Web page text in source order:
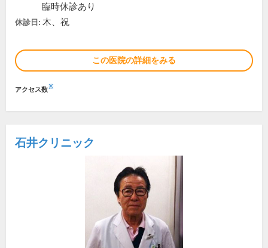
臨時休診あり
休診日: 木、祝
この医院の詳細をみる
アクセス数※
石井クリニック